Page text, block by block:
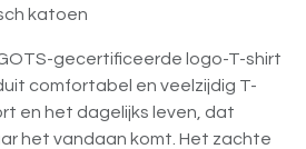
katoen
gecertificeerde logo-T-shirt
comfortabel en veelzijdig T-
en het dagelijks leven, dat
het vandaan komt. Het zachte